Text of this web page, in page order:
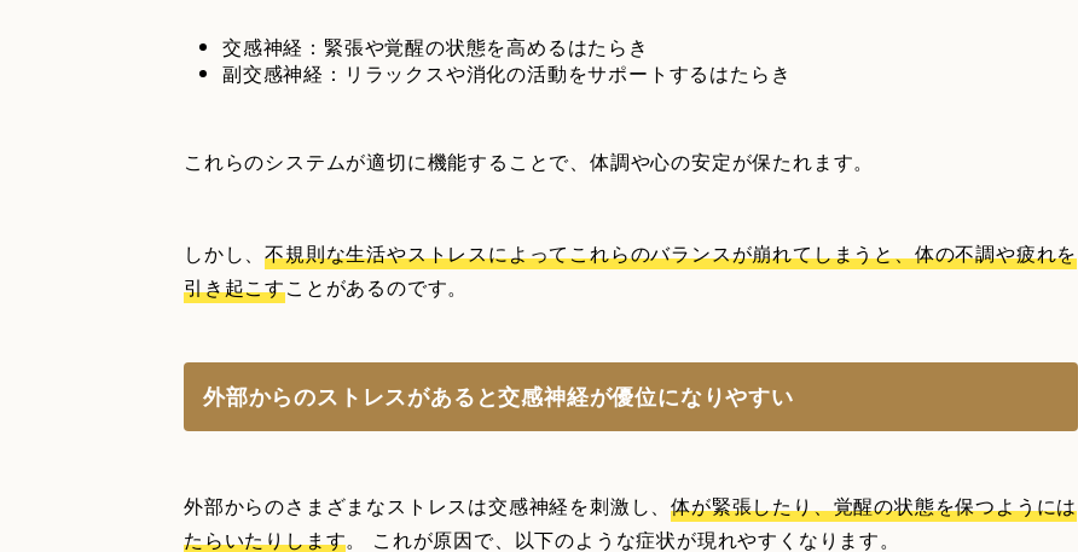
交感神経：緊張や覚醒の状態を高めるはたらき
副交感神経：リラックスや消化の活動をサポートするはたらき
これらのシステムが適切に機能することで、体調や心の安定が保たれます。
しかし、不規則な生活やストレスによってこれらのバランスが崩れてしまうと、体の不調や疲れを
引き起こすことがあるのです。
外部からのストレスがあると交感神経が優位になりやすい
外部からのさまざまなストレスは交感神経を刺激し、体が緊張したり、覚醒の状態を保つようには
たらいたりします。 これが原因で、以下のような症状が現れやすくなります。